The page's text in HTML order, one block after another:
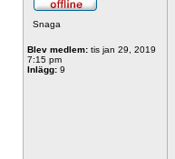
Snaga
Blev medlem: tis jan 29, 2019
7:15 pm
Inlägg: 9